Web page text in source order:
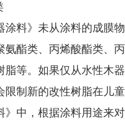
涂料》未从涂料的成膜
氨酯类、丙烯酸酯类、
脂等。如果仅从水性木
限制新的改性树脂在儿
中，根据涂料用途来对